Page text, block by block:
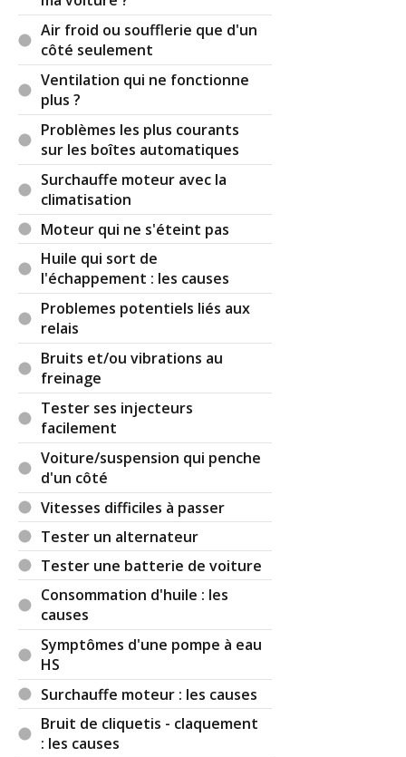
Air froid ou soufflerie que d'un
côté seulement
Ventilation qui ne fonctionne
plus ?
Problèmes les plus courants
sur les boîtes automatiques
Surchauffe moteur avec la
climatisation
Moteur qui ne s'éteint pas
Huile qui sort de
l'échappement : les causes
Problemes potentiels liés aux
relais
Bruits et/ou vibrations au
freinage
Tester ses injecteurs
facilement
Voiture/suspension qui penche
d'un côté
Vitesses difficiles à passer
Tester un alternateur
Tester une batterie de voiture
Consommation d'huile : les
causes
Symptômes d'une pompe à eau
HS
Surchauffe moteur : les causes
Bruit de cliquetis - claquement
: les causes